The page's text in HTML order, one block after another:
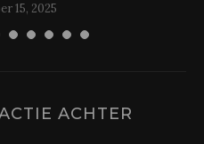
15, 2025
ACHTER